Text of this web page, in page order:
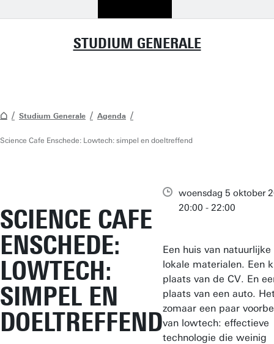
STUDIUM GENERALE
Studium Generale Agenda
Science Cafe Enschede: Lowtech: simpel en doeltreffend
SCIENCE CAFE
ENSCHEDE:
LOWTECH:
SIMPEL EN
DOELTREFFEND
woensdag 5 oktober
20:00 - 22:00
Een huis van natuurlijke
lokale materialen. Een
plaats van de CV. En
plaats van een auto.
zomaar een paar
van lowtech: effectieve
technologie die weinig